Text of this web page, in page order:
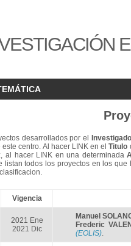
desarrollados por el
centro. Al hacer LINK en elTitulo
al hacer LINK en una determinada
listan todos los proyectos en los
Vigencia
2021 Ene
2021 Dic
Manuel
Frederic
(EOLIS).